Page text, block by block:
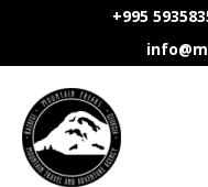
+995